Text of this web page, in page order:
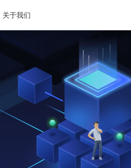
旅游舆情监测系统
景区三维态势分析系统
基于GIS地图的可视化态势系统
二维码云平台
随时随地链接客户
关于我们